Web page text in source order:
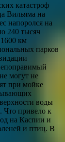
катастроф
Вильяма на
напоролся на
240 тысяч
км
парков
могут не
при мойке
воды
Что привело к
на Каспии и
и птиц. В